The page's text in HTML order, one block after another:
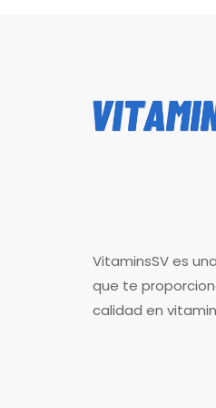
VitaminsSV es
que te
calidad en